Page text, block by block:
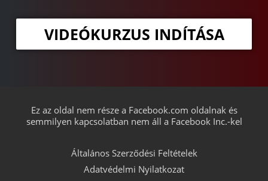
VIDEÓKURZUS INDÍTÁSA
Ez az oldal nem része a Facebook.com oldalnak és
semmilyen kapcsolatban nem áll a Facebook Inc.-kel
Általános Szerződési Feltételek
Adatvédelmi Nyilatkozat